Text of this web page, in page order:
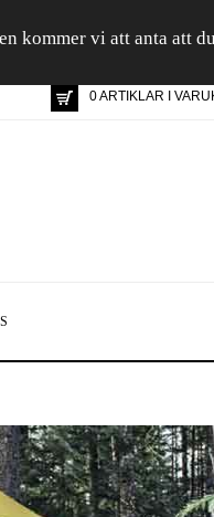
kommer vi att anta att du
0 ARTIKLAR I